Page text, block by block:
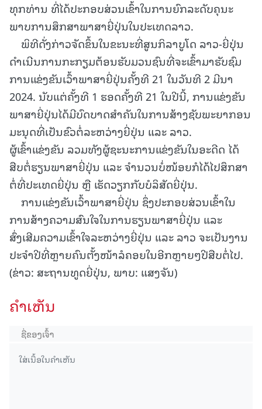
ທຸກທ່ານ ທີ່ໄດ້ປະກອບສ່ວນເຂົ້າໃນການຍົກລະດັບຄຸນະ
ພາບການສຶກສາພາສາຍີ່ປຸ່ນໃນປະເທດລາວ.
ພິທີດັ່ງກ່າວຈັດຂຶ້ນໃນຂະນະທີ່ສູນກິລາບູໂດ ລາວ-ຍີ່ປຸ່ນ
ດຳເນີນການກະກຽມຕ້ອນຮັບມວນຊົນທີ່ຈະເຂົ້າມາຮັບຊົມ
ການແຂ່ງຂັນເວົ້າພາສາຍີ່ປຸ່ນຄັ້ງທີ 21 ໃນວັນທີ 2 ມີນາ
2024. ນັບແຕ່ຄັ້ງທີ 1 ຮອດຄັ້ງທີ 21 ໃນປີນີ້, ການແຂ່ງຂັນ
ພາສາຍີ່ປຸ່ນໄດ້ມີບົດບາດສຳຄັນໃນການສ້າງຊັບພະຍາກອນ
ມະນຸດທີ່ເປັນຂົວຕໍ່ລະຫວ່າງຍີ່ປຸ່ນ ແລະ ລາວ.
ຜູ້ເຂົ້າແຂ່ງຂັນ ລວມທັງຜູ້ຊະນະການແຂ່ງຂັນໃນອະດີດ ໄດ້
ສືບຕໍ່ຮຽນພາສາຍີ່ປຸ່ນ ແລະ ຈຳນວນບໍ່ໜ້ອຍກໍໄດ້ໄປສຶກສາ
ຕໍ່ທີ່ປະເທດຍີ່ປຸ່ນ ຫຼື ເຮັດວຽກກັບບໍລິສັດຍີ່ປຸ່ນ.
ການແຂ່ງຂັນເວົ້າພາສາຍີ່ປຸ່ນ ຊຶ່ງປະກອບສ່ວນເຂົ້າໃນ
ການສ້າງຄວາມສົນໃຈໃນການຮຽນພາສາຍີ່ປຸ່ນ ແລະ
ສົ່ງເສີມຄວາມເຂົ້າໃຈລະຫວ່າງຍີ່ປຸ່ນ ແລະ ລາວ ຈະເປັນງານ
ປະຈຳປີທີ່ຫຼາຍຄົນຕັ້ງໜ້າລໍຄອຍໃນອີກຫຼາຍໆປີສືບຕໍ່ໄປ.
(ຂ່າວ: ສະຖານທູດຍີ່ປຸ່ນ, ພາບ: ແສງຈັນ)
ຄໍາເຫັນ